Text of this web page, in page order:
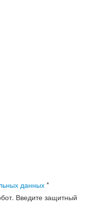
данных *
Введите защитный